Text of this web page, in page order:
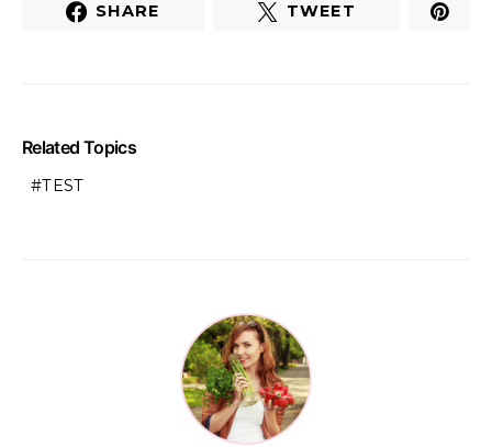
SHARE TWEET
Related Topics
TEST